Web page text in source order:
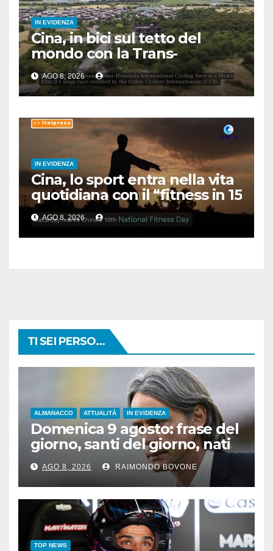
IN EVIDENZA
Cina, in bici sul tetto del
mondo con la Trans-
Himalaya Race
AGO 8, 2026
IN EVIDENZA
Cina, lo sport entra nella vita
quotidiana con il “fitness in 15
minuti”
AGO 8, 2026
TI SEI PERSO...
ALMANACCO ATTUALITÀ IN EVIDENZA
Domenica 9 agosto: frase del
giorno, santi del giorno, nati
famosi, accadde oggi
AGO 8, 2026 RAIMONDO BOVONE
TOP NEWS